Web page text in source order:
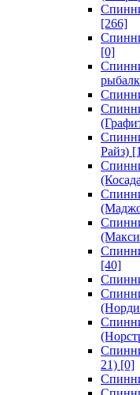
[266]
[0]
Райз)
[40]
21) [0]